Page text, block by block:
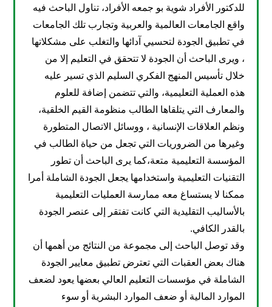
للدكتور الأفراد شوية بو جمعه الأفراد، تناول الباحث فيه
واقع الجامعات العالمية والعربية وتجارب تلك الجامعات
في تطبيق الجودة لتحسيي آدائها والتغلب على مشكلاتها
، ويرى الباحث أن الجودة لا تتحقق في التعليم إلا من
خلال تأسيس المنهج الفكري السليم الذي تسير عليه
هذه العملية التعليمية، والتي تتضمن إضافة للعلوم
والمعارف التي يتلقاها الطالب منظومة القيم الخلقية،
ونظم العلاقات الإنسانية ، ووسائل الاتصال المتطورة
وغيرها من الضروريات التي تجعل من حياة الطالب في
المؤسسة التعليمية متعة،كما يرى الباحث أن تطور
التقنيات التعليمية واستخدامها يجعل الجودة الشاملة أمرا
ممكنا لا يستساغ معه ممارسة العمليات التعليمية
بالأساليب التقليدية التي كانت تفتقر إلى عنصر الجودة
بالقدر الكافي.
وقد توصل الباحث إلى مجموعة من النتائج من أهمها أن
هناك بعض العقبات التي تعترض تطبيق معايير الجودة
الشاملة في مؤسسات التعليم العالي بعضها يعود لضعف
الموارد المالية أو ضعف الموارد البشرية أو سوء